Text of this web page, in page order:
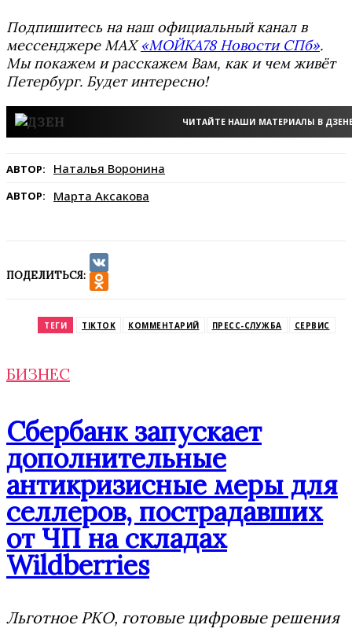
Подпишитесь на наш официальный канал в
мессенджере MAX«МОЙКА78 Новости СПб».
Мы покажем и расскажем Вам, как и чем живёт
Петербург. Будет интересно!
ЧИТАЙТЕ НАШИ МАТЕРИАЛЫ В
АВТОР: Наталья Воронина
АВТОР: Марта Аксакова
ПОДЕЛИТЬСЯ:
VK
ТЕГИ TIKTOK КОММЕНТАРИЙ ПРЕСС-СЛУЖБА СЕРВИС
БИЗНЕС
Сбербанк запускает
дополнительные
антикризисные меры для
селлеров, пострадавших
от ЧП на складах
Wildberries
Льготное РКО, готовые цифровые решения